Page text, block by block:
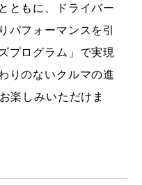
ともに、ドライバー
パフォーマンスを引
プログラム」で実現
りのないクルマの進
楽しみいただけま